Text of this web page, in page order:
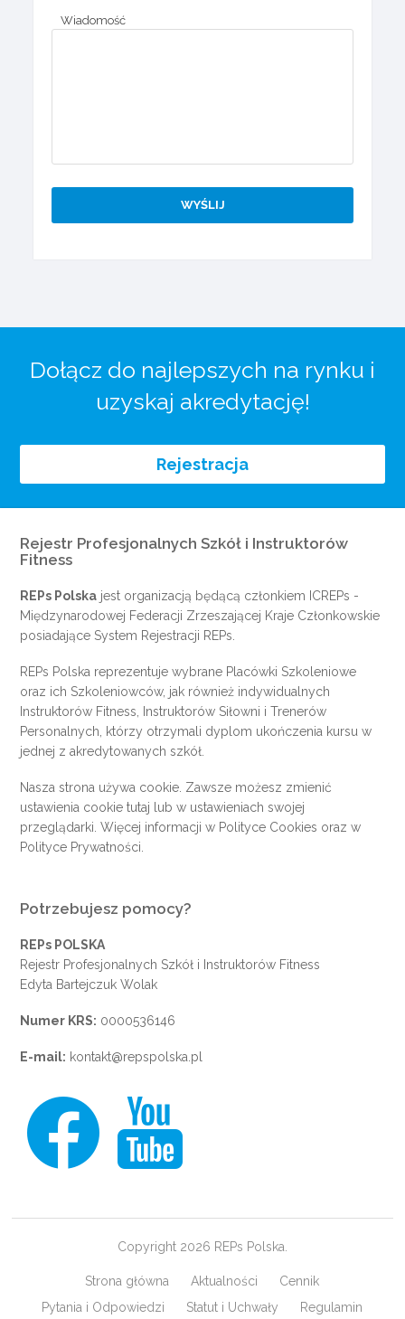
Wiadomość
Dołącz do najlepszych na rynku i
uzyskaj akredytację!
Rejestracja
Rejestr Profesjonalnych Szkół i Instruktorów
Fitness
REPs Polska jest organizacją będącą członkiem ICREPs -
Międzynarodowej Federacji Zrzeszającej Kraje Członkowskie
posiadające System Rejestracji REPs.
REPs Polska reprezentuje wybrane Placówki Szkoleniowe
oraz ich Szkoleniowców, jak również indywidualnych
Instruktorów Fitness, Instruktorów Siłowni i Trenerów
Personalnych, którzy otrzymali dyplom ukończenia kursu w
jednej z akredytowanych szkół.
Nasza strona używa cookie. Zawsze możesz zmienić
ustawienia cookietutaj lub w ustawieniach swojej
przeglądarki. Więcej informacji w Polityce Cookies oraz w
Polityce Prywatności
Potrzebujesz pomocy?
REPs POLSKA
Rejestr Profesjonalnych Szkół i Instruktorów Fitness
Edyta Bartejczuk Wolak
Numer KRS: 0000536146
E-mail: kontakt@repspolska.pl
Copyright 2026 REPs Polska.
Strona główna Aktualności
Cennik
Pytania i Odpowiedzi
Statut i Uchwały Regulamin